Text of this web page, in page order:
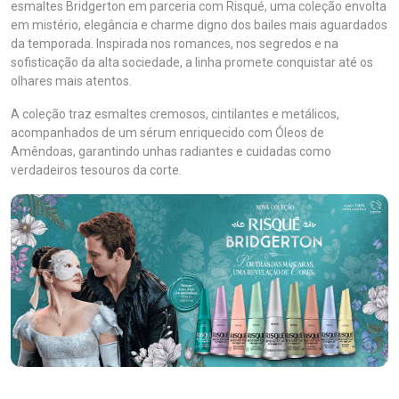
esmaltes Bridgerton em parceria com Risqué, uma coleção envolta
em mistério, elegância e charme digno dos bailes mais aguardados
da temporada. Inspirada nos romances, nos segredos e na
sofisticação da alta sociedade, a linha promete conquistar até os
olhares mais atentos.
A coleção traz esmaltes cremosos, cintilantes e metálicos,
acompanhados de um sérum enriquecido com Óleos de
Amêndoas, garantindo unhas radiantes e cuidadas como
verdadeiros tesouros da corte.